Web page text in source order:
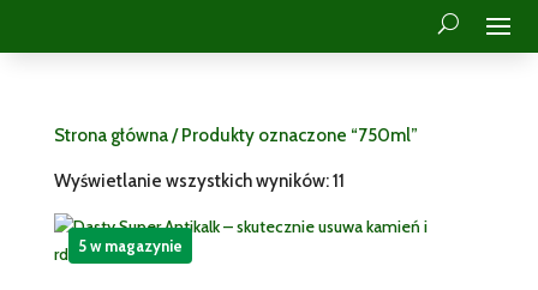
Strona główna/ Produkty oznaczone “750ml”
Wyświetlanie wszystkich wyników: 11
5 w magazynie